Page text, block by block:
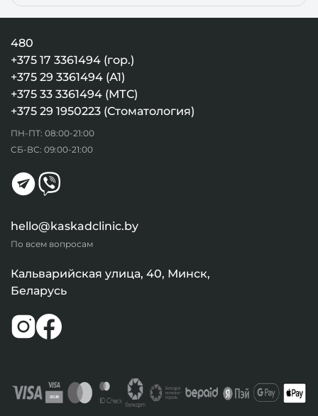
480
+375 17 3361494 (гор.)
+375 29 3361494 (А1)
+375 33 3361494 (МТС)
+375 29 1950223 (Стоматология)
ПН-ПТ: 08:00-21:00
СБ-ВС: 09:00-21:00
hello@kaskadclinic.by
По всем вопросам
Кальварийская улица, 40, Минск,
Беларусь